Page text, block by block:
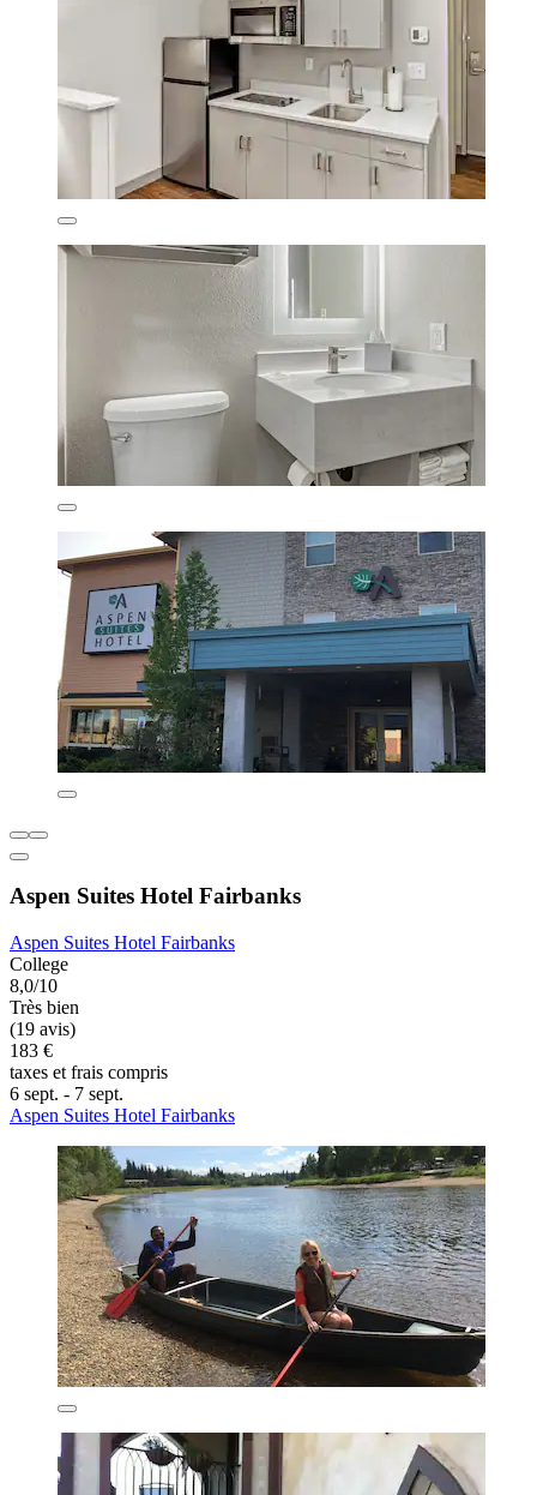
Aspen Suites Hotel Fairbanks
Aspen Suites Hotel Fairbanks
College
8,0/10
Très bien
(19 avis)
183 €
taxes et frais compris
6 sept. - 7 sept.
Aspen Suites Hotel Fairbanks